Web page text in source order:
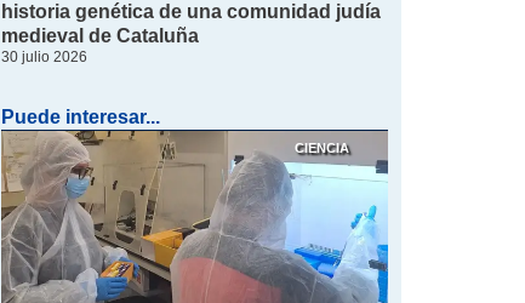
historia genética de una comunidad judía
medieval de Cataluña
30 julio 2026
Puede interesar...
CIENCIA